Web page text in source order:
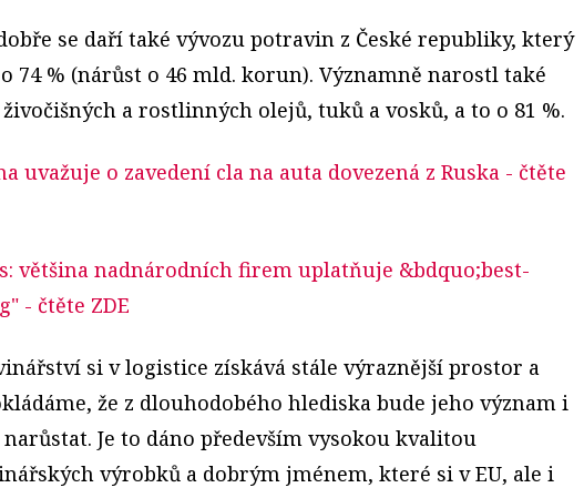
se daří také vývozu potravin z České republiky, který
74 % (nárůst o 46 mld. korun). Významně narostl také
a rostlinných olejů, tuků a vosků, a to o 81 %.
uvažuje o zavedení cla na auta dovezená z Ruska - čtěte
většina nadnárodních firem uplatňuje &bdquo;best-
- čtěte ZDE
si v logistice získává stále výraznější prostor a
že z dlouhodobého hlediska bude jeho význam i
Je to dáno především vysokou kvalitou
výrobků a dobrým jménem, které si v EU, ale i